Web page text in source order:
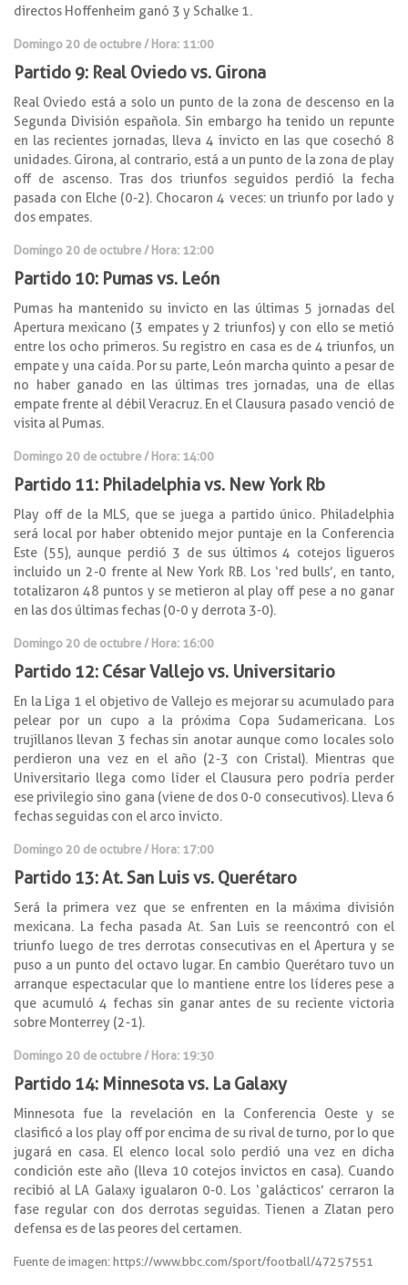
directos Hoffenheim ganó 3 y Schalke 1.
Domingo 20 de octubre / Hora: 11:00
Partido 9: Real Oviedo vs. Girona
Real Oviedo está a solo un punto de la zona de descenso en la
Segunda División española. Sin embargo ha tenido un repunte
en las recientes jornadas, lleva 4 invicto en las que cosechó 8
unidades. Girona, al contrario, está a un punto de la zona de play
off de ascenso. Tras dos triunfos seguidos perdió la fecha
pasada con Elche (0-2). Chocaron 4 veces: un triunfo por lado y
dos empates.
Domingo 20 de octubre / Hora: 12:00
Partido 10: Pumas vs. León
Pumas ha mantenido su invicto en las últimas 5 jornadas del
Apertura mexicano (3 empates y 2 triunfos) y con ello se metió
entre los ocho primeros. Su registro en casa es de 4 triunfos, un
empate y una caída. Por su parte, León marcha quinto a pesar de
no haber ganado en las últimas tres jornadas, una de ellas
empate frente al débil Veracruz. En el Clausura pasado venció de
visita al Pumas.
Domingo 20 de octubre / Hora: 14:00
Partido 11: Philadelphia vs. New York Rb
Play off de la MLS, que se juega a partido único. Philadelphia
será local por haber obtenido mejor puntaje en la Conferencia
Este (55), aunque perdió 3 de sus últimos 4 cotejos ligueros
incluido un 2-0 frente al New York RB. Los ‘red bulls’, en tanto,
totalizaron 48 puntos y se metieron al play off pese a no ganar
en las dos últimas fechas (0-0 y derrota 3-0).
Domingo 20 de octubre / Hora: 16:00
Partido 12: César Vallejo vs. Universitario
En la Liga 1 el objetivo de Vallejo es mejorar su acumulado para
pelear por un cupo a la próxima Copa Sudamericana. Los
trujillanos llevan 3 fechas sin anotar aunque como locales solo
perdieron una vez en el año (2-3 con Cristal). Mientras que
Universitario llega como líder el Clausura pero podría perder
ese privilegio sino gana (viene de dos 0-0 consecutivos). Lleva 6
fechas seguidas con el arco invicto.
Domingo 20 de octubre / Hora: 17:00
Partido 13: At. San Luis vs. Querétaro
Será la primera vez que se enfrenten en la máxima división
mexicana. La fecha pasada At. San Luis se reencontró con el
triunfo luego de tres derrotas consecutivas en el Apertura y se
puso a un punto del octavo lugar. En cambio Querétaro tuvo un
arranque espectacular que lo mantiene entre los líderes pese a
que acumuló 4 fechas sin ganar antes de su reciente victoria
sobre Monterrey (2-1).
Domingo 20 de octubre / Hora: 19:30
Partido 14: Minnesota vs. La Galaxy
Minnesota fue la revelación en la Conferencia Oeste y se
clasificó a los play off por encima de su rival de turno, por lo que
jugará en casa. El elenco local solo perdió una vez en dicha
condición este año (lleva 10 cotejos invictos en casa). Cuando
recibió al LA Galaxy igualaron 0-0. Los ‘galácticos’ cerraron la
fase regular con dos derrotas seguidas. Tienen a Zlatan pero
defensa es de las peores del certamen.
Fuente de imagen: https://www.bbc.com/sport/football/47257551